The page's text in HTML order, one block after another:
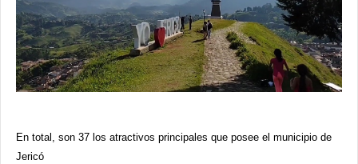
En total, son 37 los atractivos principales que posee el municipio de
Jericó